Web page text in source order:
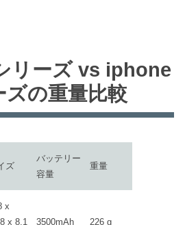
リーズ vs iphone
の重量比較
ズ
バッテリー
容量
重量
x
x 8.1
3500mAh 226 g